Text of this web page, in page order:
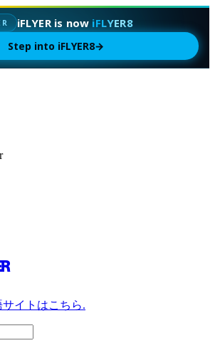
iFLYER is now iFLYER8
Step into iFLYER8→
イトはこちら.